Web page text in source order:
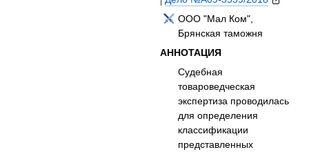
ООО "Мал Ком",
Брянская таможня
АННОТАЦИЯ
Судебная
товароведческая
экспертиза проводилась
для определения
классификации
представленных